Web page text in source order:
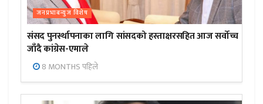
जनप्रभाबन्युज विशेष
संसद पुनर्स्थापनाका लागि सांसदको हस्ताक्षरसहित आज सर्वोच्च
जाँदै कांग्रेस-एमाले
8 MONTHS पहिले